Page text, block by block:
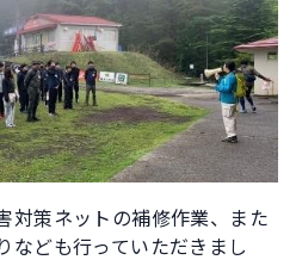
対策ネットの補修作業、また
なども行っていただきまし